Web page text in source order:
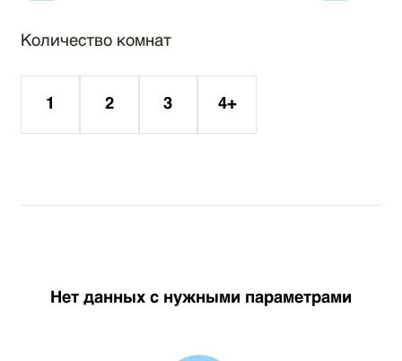
Количество комнат
1 2 3 4+
Нет данных с нужными параметрами